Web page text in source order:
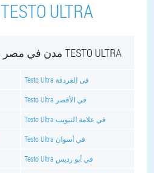
الشراء TESTO ULTRA
مدن في مصر حيث يمكنك الشراء TESTO ULTRA
Testo Ultra فى الغردقة
Testo Ultra في الأقصر
Testo Ultra في علامة التبويب
Testo Ultra في أسوان
Testo Ultra في أبو رديس